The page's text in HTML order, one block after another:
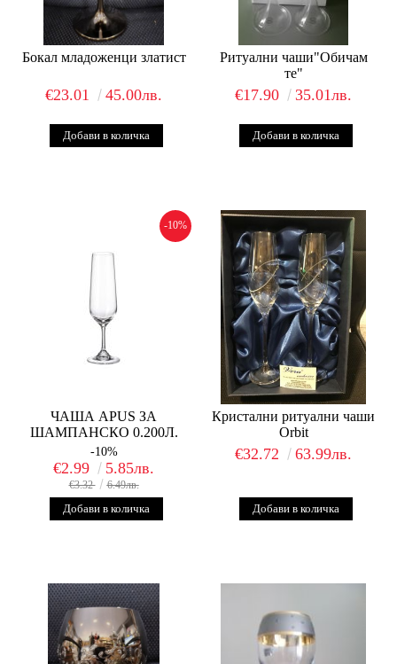
Бокал младоженци златист
€23.01 45.00лв.
Ритуални чаши"Обичам
те"
€17.90 35.01лв.
-10%
ЧАША APUS ЗА
ШАМПАНСКО 0.200Л.
-10%
€2.99 5.85лв.
€3.32 6.49лв.
Кристални ритуални чаши
Orbit
€32.72 63.99лв.